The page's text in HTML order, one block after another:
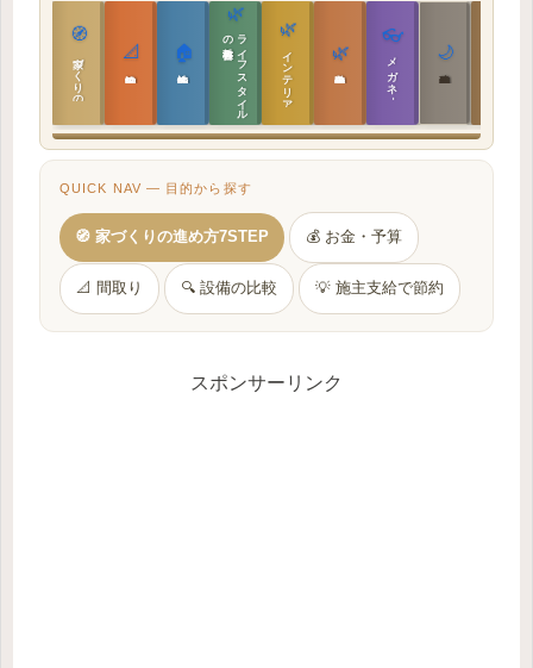
🧭
家づくりの教科書 📐
実施設計の教科書
🏠
性能設計の教科書
🌿
ラ
イ
フ
ス
タ
イ
ル
の
教科書 🌿
インテリア設計 🌿
敷地設計の教科書
👓
メガネ｜転職 🌙
建築思想の教科書
QUICK NAV — 目的から探す
🧭 家づくりの進め方7STEP 💰 お金・予算
📐 間取り 🔍 設備の比較 💡 施主支給で節約
スポンサーリンク